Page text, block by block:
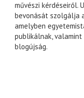
művészi kérdéseiről.
bevonását szolgálja
amelyben
publikálnak, valamint
blogújság.